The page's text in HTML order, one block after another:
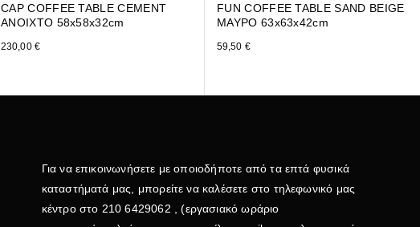
CAP COFFEE TABLE CEMENT
ΑΝΟΙΧΤΟ 58x58x32cm
230,00 €
FUN COFFEE TABLE SAND BEIGE
ΜΑΥΡΟ 63x63x42cm
59,50 €
Για να επικοινωνήσετε με οποιοδήποτε από τα επτά φυσικά
καταστήματά μας, μπορείτε να καλέσετε στο τηλεφωνικό μας
κέντρο στο 210 6429062 , (εργασιακό ωράριο